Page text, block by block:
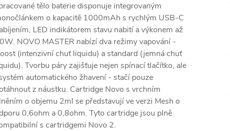
tělo baterie disponuje integrovaným
o kapacitě 1000mAh s rychlým USB-C
LED indikátorem stavu nabití a výkonem až
NOVO MASTER nabízí dva režimy vapování -
(intenzivní chuť liquidu) a standard (jemná chuť
Tvorbu páry zajišťuje nejen spínací tlačítko, ale
automatického žhavení - stačí pouze
z náustku. Cartridge Novo s vrchním
o objemu 2ml se představují ve verzi Mesh o
0,6ohm a 0,8ohm. Tyto cartridge jsou plně
s cartridgemi Novo 2.